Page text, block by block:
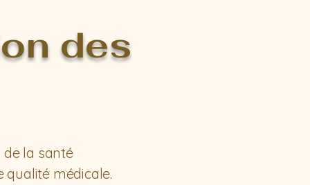
des
la santé
qualité médicale.